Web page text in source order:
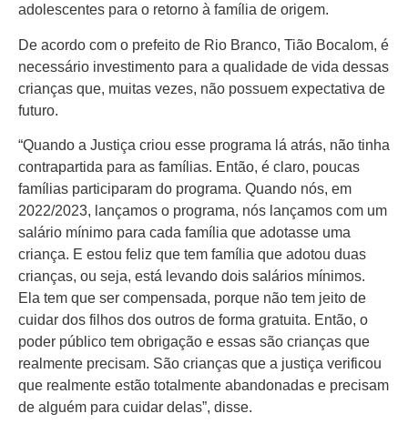
adolescentes para o retorno à família de origem.
De acordo com o prefeito de Rio Branco, Tião Bocalom, é
necessário investimento para a qualidade de vida dessas
crianças que, muitas vezes, não possuem expectativa de
futuro.
“Quando a Justiça criou esse programa lá atrás, não tinha
contrapartida para as famílias. Então, é claro, poucas
famílias participaram do programa. Quando nós, em
2022/2023, lançamos o programa, nós lançamos com um
salário mínimo para cada família que adotasse uma
criança. E estou feliz que tem família que adotou duas
crianças, ou seja, está levando dois salários mínimos.
Ela tem que ser compensada, porque não tem jeito de
cuidar dos filhos dos outros de forma gratuita. Então, o
poder público tem obrigação e essas são crianças que
realmente precisam. São crianças que a justiça verificou
que realmente estão totalmente abandonadas e precisam
de alguém para cuidar delas”, disse.